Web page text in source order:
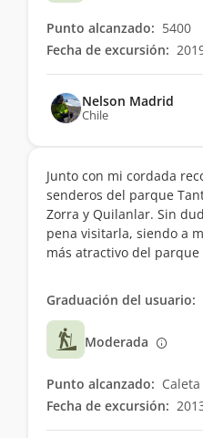
Punto alcanzado: 5400
Fecha de excursión:
Nelson Madrid
Chile
Junto con mi cordada
senderos del parque
Zorra y Quilanlar. Sin
pena visitarla, siendo a
más atractivo del
Graduación del usuario:
Moderada
Punto alcanzado:
Fecha de excursión: